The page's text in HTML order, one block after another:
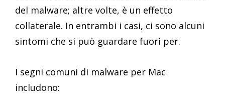
del malware; altre volte, è un effetto
collaterale. In entrambi i casi, ci sono alcuni
sintomi che si può guardare fuori per.
I segni comuni di malware per Mac
includono: